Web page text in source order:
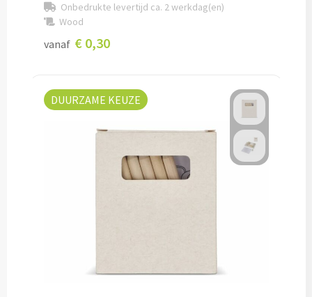
Potloden bedrukken
Markeerstiften bedrukken
Onbedrukte levertijd ca. 2 werkdag(en)
Wood
vanaf € 0,30
DUURZAME KEUZE